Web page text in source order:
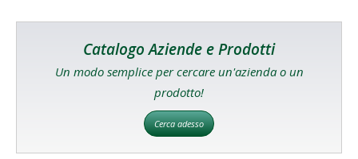
Catalogo Aziende e Prodotti
Un modo semplice per cercare un'azienda o un
prodotto!
Cerca adesso